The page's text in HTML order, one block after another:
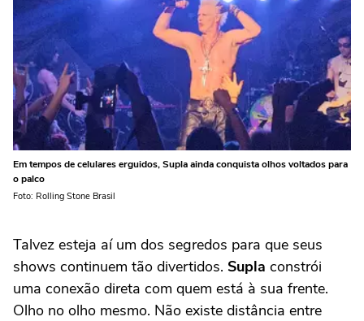
Em tempos de celulares erguidos, Supla ainda conquista olhos voltados para
o palco
Foto: Rolling Stone Brasil
Talvez esteja aí um dos segredos para que seus
shows continuem tão divertidos. Supla constrói
uma conexão direta com quem está à sua frente.
Olho no olho mesmo. Não existe distância entre